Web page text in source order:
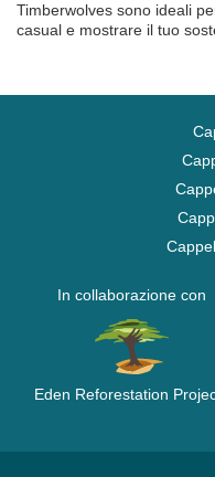
Timberwolves sono ideali
casual e mostrare il tuo
In collaborazione con
Eden Reforestation